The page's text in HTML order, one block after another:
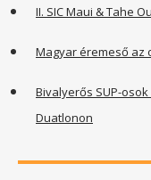
II. SIC Maui & Tahe
Magyar éremeső az
Bivalyerős SUP-
Duatlonon